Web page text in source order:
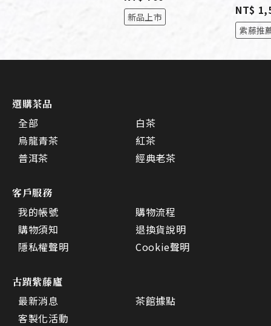
新品上市 NT$
紫藤推
選購茶品
全部
白茶
烏龍青茶
紅茶
普洱茶
經典老茶
客戶服務
我的帳號
購物流程
購物須知
退換貨說明
隱私權聲明
Cookie聲明
古蹟紫藤廬
最新消息
茶館據點
客製化活動